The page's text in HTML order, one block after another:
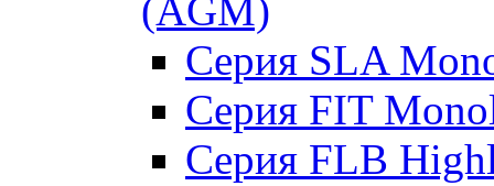
(AGM)
Серия SLA
Серия FIT
Серия FLB